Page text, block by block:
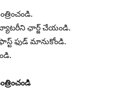
ఛార్జ్ చేయండి.
ఫుడ్ మానుకోండి.